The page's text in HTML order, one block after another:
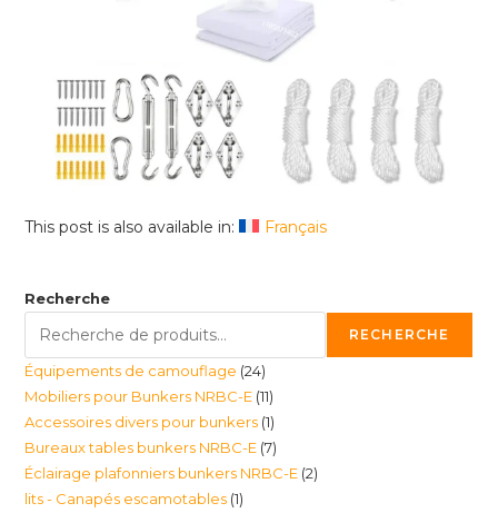
This post is also available in: Français
Recherche
RECHERCHE
Équipements de camouflage 2424
produits
Mobiliers pour Bunkers NRBC-E 1111
produits
Accessoires divers pour bunkers 11
produit
Bureaux tables bunkers NRBC-E 77
produits
Éclairage plafonniers bunkers NRBC-E 22
lits - Canapés escamotables 11